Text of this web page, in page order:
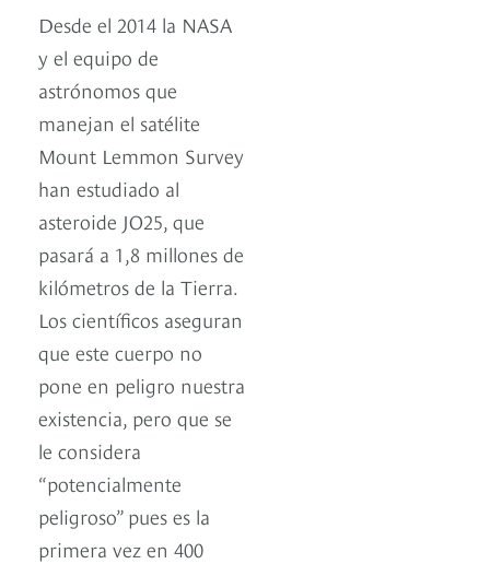
Desde el 2014 la NASA
y el equipo de
astrónomos que
manejan el satélite
Mount Lemmon Survey
han estudiado al
asteroide JO25, que
pasará a 1,8 millones de
kilómetros de la Tierra.
Los científicos aseguran
que este cuerpo no
pone en peligro nuestra
existencia, pero que se
le considera
“potencialmente
peligroso” pues es la
primera vez en 400